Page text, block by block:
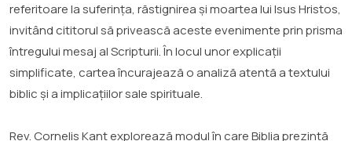
referitoare la suferința, răstignirea și moartea lui Isus Hristos,
invitând cititorul să privească aceste evenimente prin prisma
întregului mesaj al Scripturii. În locul unor explicații
simplificate, cartea încurajează o analiză atentă a textului
biblic și a implicațiilor sale spirituale.
Rev. Cornelis Kant explorează modul în care Biblia prezintă